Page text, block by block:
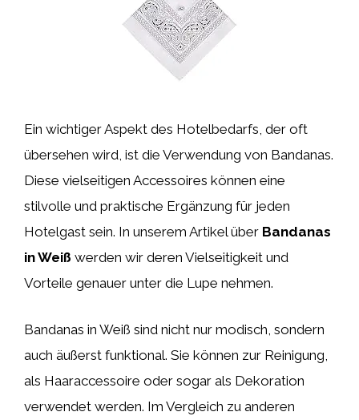
Ein wichtiger Aspekt des Hotelbedarfs, der oft
übersehen wird, ist die Verwendung von Bandanas.
Diese vielseitigen Accessoires können eine
stilvolle und praktische Ergänzung für jeden
Hotelgast sein. In unserem Artikel über Bandanas
in Weiß werden wir deren Vielseitigkeit und
Vorteile genauer unter die Lupe nehmen.
Bandanas in Weiß sind nicht nur modisch, sondern
auch äußerst funktional. Sie können zur Reinigung,
als Haaraccessoire oder sogar als Dekoration
verwendet werden. Im Vergleich zu anderen